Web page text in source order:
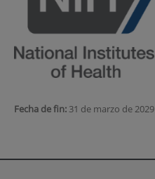
Fecha de fin:31 de marzo de 2029